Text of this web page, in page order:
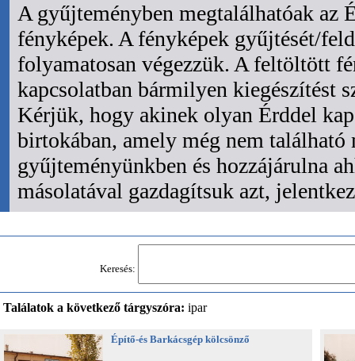
A gyűjteményben megtalálhatóak az
fényképek. A fényképek gyűjtését/
folyamatosan végezzük. A feltöltött
kapcsolatban bármilyen kiegészítést
Kérjük, hogy akinek olyan Érddel
birtokában, amely még nem található
gyűjteményünkben és hozzájárulna
másolatával gazdagítsuk azt,
Keresés:
Találatok a következő tárgyszóra: ipar
Építő-és Barkácsgép kölcsönző